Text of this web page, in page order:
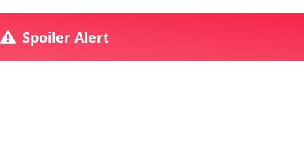
Spoiler Alert